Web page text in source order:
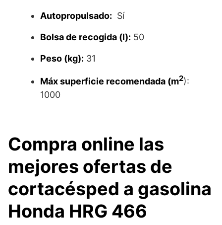
Autopropulsado: Sí
Bolsa de recogida (l): 50
Peso (kg): 31
Máx superficie recomendada (m2):
1000
Compra online las
mejores ofertas de
cortacésped a gasolina
Honda HRG 466